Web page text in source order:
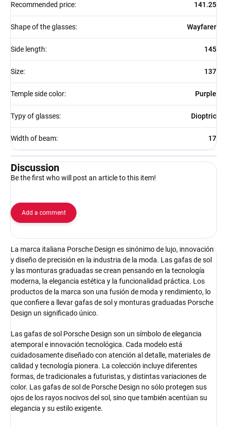
Recommended price: 141.25
Shape of the glasses: Wayfarer
Side length: 145
Size: 137
Temple side color: Purple
Typy of glasses: Dioptric
Width of beam: 17
Discussion
Be the first who will post an article to this item!
Add a comment
La marca italiana Porsche Design es sinónimo de lujo, innovación
y diseño de precisión en la industria de la moda. Las gafas de sol
y las monturas graduadas se crean pensando en la tecnología
moderna, la elegancia estética y la funcionalidad práctica. Los
productos de la marca son una fusión de moda y rendimiento, lo
que confiere a llevar gafas de sol y monturas graduadas Porsche
Design un significado único.
Las gafas de sol Porsche Design son un símbolo de elegancia
atemporal e innovación tecnológica. Cada modelo está
cuidadosamente diseñado con atención al detalle, materiales de
calidad y tecnología pionera. La colección incluye diferentes
formas, de tradicionales a futuristas, y distintas variaciones de
color. Las gafas de sol de Porsche Design no sólo protegen sus
ojos de los rayos nocivos del sol, sino que también acentúan su
elegancia y su estilo exigente.